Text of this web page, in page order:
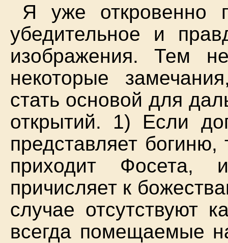
Я уже откровенно
убедительное и
изображения. Тем
некоторые
стать основой для
открытий. 1) Если
представляет
приходит Фосета,
причисляет к
случае отсутствуют
всегда помещаемые